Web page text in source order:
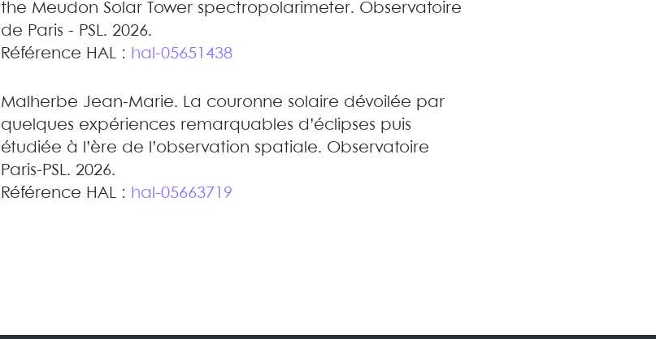
the Meudon Solar Tower spectropolarimeter. Observatoire
de Paris - PSL. 2026.
Référence HAL : hal-05651438
Malherbe Jean-Marie. La couronne solaire dévoilée par
quelques expériences remarquables d’éclipses puis
étudiée à l’ère de l’observation spatiale. Observatoire
Paris-PSL. 2026.
Référence HAL : hal-05663719